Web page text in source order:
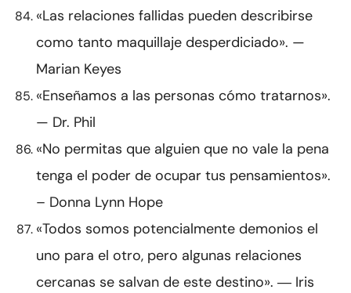
«Las relaciones fallidas pueden describirse
como tanto maquillaje desperdiciado». —
Marian Keyes
«Enseñamos a las personas cómo tratarnos».
— Dr. Phil
«No permitas que alguien que no vale la pena
tenga el poder de ocupar tus pensamientos».
– Donna Lynn Hope
«Todos somos potencialmente demonios el
uno para el otro, pero algunas relaciones
cercanas se salvan de este destino». ― Iris